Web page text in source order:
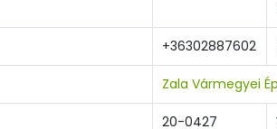
+36302887602
Zala Vármegyei
20-0427